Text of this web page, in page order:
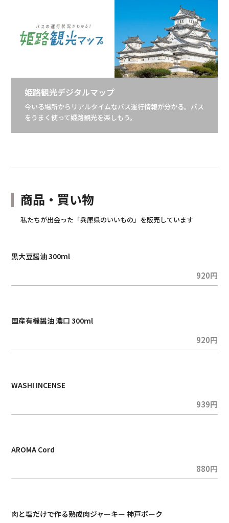
姫路観光デジタルマップ
今いる場所からリアルタイムなバス運行情報が分かる。バス
をうまく使って姫路観光を楽しもう。
商品・買い物
私たちが出会った「兵庫県のいいもの」を販売しています
黒大豆醤油 300ml
920円
国産有機醤油 濃口 300ml
920円
WASHI INCENSE
939円
AROMA Cord
880円
肉と塩だけで作る熟成肉ジャーキー 神戸ポーク